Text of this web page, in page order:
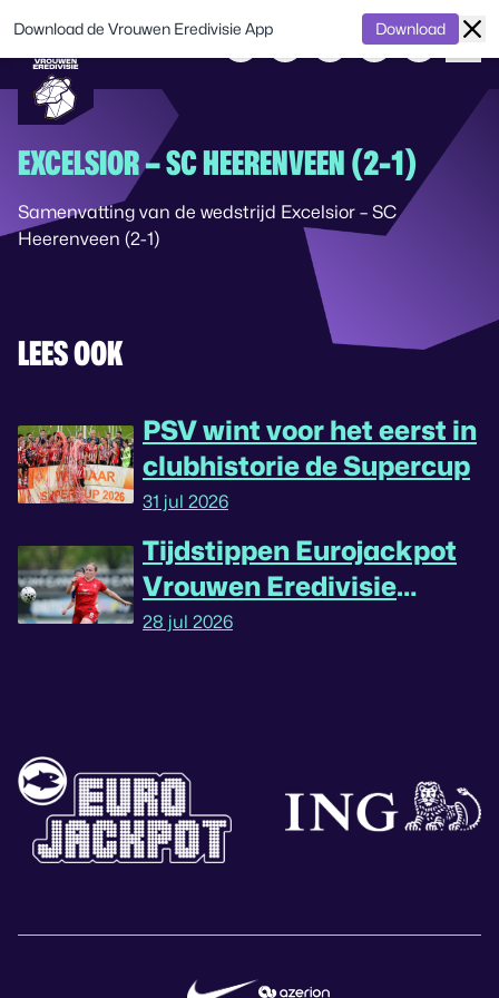
EXCELSIOR – SC HEERENVEEN (2-1)
Samenvatting van de wedstrijd Excelsior – SC
Heerenveen (2-1)
LEES OOK
PSV wint voor het eerst in
clubhistorie de Supercup
31 jul 2026
Tijdstippen Eurojackpot
Vrouwen Eredivisie
omgedraaid
28 jul 2026
Download de Vrouwen Eredivisie App Download